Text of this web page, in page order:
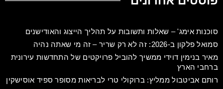
סוכנות אימג' – שאלות ותשובות על תהליך הייצוג והאודישנים
סמואל פלקון ב-2026: זה לא רק שריר – זה מי שאתה נהיה
מאיר בנימין דוידי ממשיך להוביל פרויקטים של התחדשות עירונית
ברחבי הארץ
רותם אביטבול ממליץ: ברוקולי טרי לבריאות מסופר ספיד אוסישקין